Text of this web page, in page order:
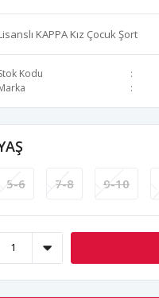
KAPPA Kız Çocuk Şort
Kodu
5-6 7-8 9-10